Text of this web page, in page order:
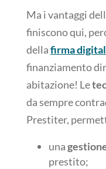
Ma i vantaggi
finiscono qui,
dellafirma
finanziamento
abitazione! Le
da sempre
Prestiter,
una
prestito;